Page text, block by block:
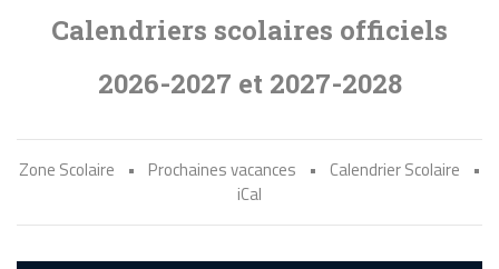
Calendriers scolaires officiels
2026-2027 et 2027-2028
Zone Scolaire • Prochaines vacances • Calendrier Scolaire
•
iCal